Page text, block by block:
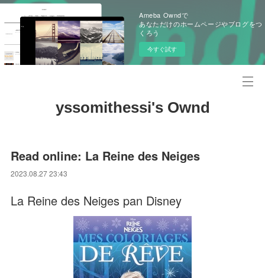
Ameba Owndで
あなただけのホームページやブログをつ
くろう
今すぐ試す
yssomithessi's Ownd
Read online: La Reine des Neiges
2023.08.27 23:43
La Reine des Neiges pan Disney